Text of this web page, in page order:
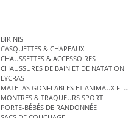
BIKINIS
CASQUETTES & CHAPEAUX
CHAUSSETTES & ACCESSOIRES
CHAUSSURES DE BAIN ET DE NATATION
LYCRAS
MATELAS GONFLABLES ET ANIMAUX
MONTRES & TRAQUEURS SPORT
PORTE-BÉBÉS DE RANDONNÉE